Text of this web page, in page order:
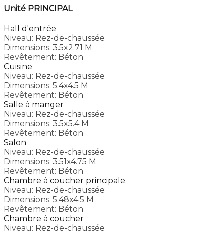
Unité PRINCIPAL
Hall d'entrée
Niveau: Rez-de-chaussée
Dimensions: 3.5x2.71 M
Revêtement: Béton
Cuisine
Niveau: Rez-de-chaussée
Dimensions: 5.4x4.5 M
Revêtement: Béton
Salle à manger
Niveau: Rez-de-chaussée
Dimensions: 3.5x5.4 M
Revêtement: Béton
Salon
Niveau: Rez-de-chaussée
Dimensions: 3.51x4.75 M
Revêtement: Béton
Chambre à coucher principale
Niveau: Rez-de-chaussée
Dimensions: 5.48x4.5 M
Revêtement: Béton
Chambre à coucher
Niveau: Rez-de-chaussée